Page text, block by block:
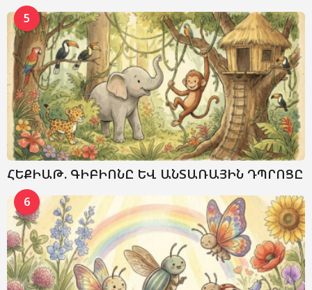
5
ՀԵՔԻԱԹ. ԳԻԲԻՈՆԸ ԵՎ ԱՆՏԱՌԱՅԻՆ ԴՊՐՈՑԸ
6